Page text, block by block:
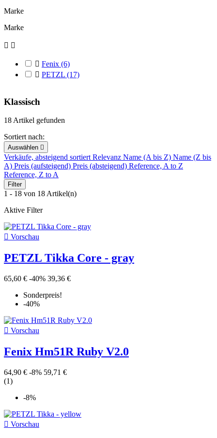
Marke
Marke
 
 Fenix (6)
 PETZL (17)
Klassisch
18 Artikel gefunden
Sortiert nach:
Auswählen 
Verkäufe, absteigend sortiertRelevanz Name (A bis Z) Name (Z bis
A) Preis (aufsteigend) Preis (absteigend) Reference, A to Z
Reference, Z to A
Filter
1 - 18 von 18 Artikel(n)
Aktive Filter
 Vorschau
PETZL Tikka Core - gray
65,60 € -40% 39,36 €
Sonderpreis!
-40%
 Vorschau
Fenix Hm51R Ruby V2.0
64,90 € -8% 59,71 €
(1)
-8%
 Vorschau